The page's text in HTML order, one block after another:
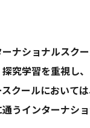
ーナショナルスク
究学習を重視し
クールにおいて
通うインターナシ